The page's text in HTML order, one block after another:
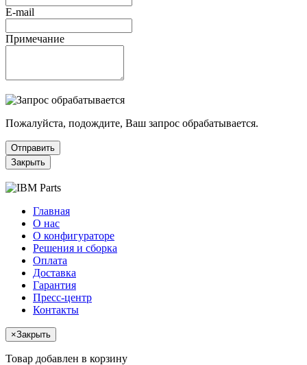
E-mail
Примечание
Пожалуйста, подождите, Ваш запрос обрабатывается.
Отправить
Закрыть
Главная
О нас
О конфигураторе
Решения и сборка
Оплата
Доставка
Гарантия
Пресс-центр
Контакты
×Закрыть
Товар добавлен в корзину